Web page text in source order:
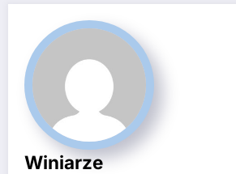
Winiarze